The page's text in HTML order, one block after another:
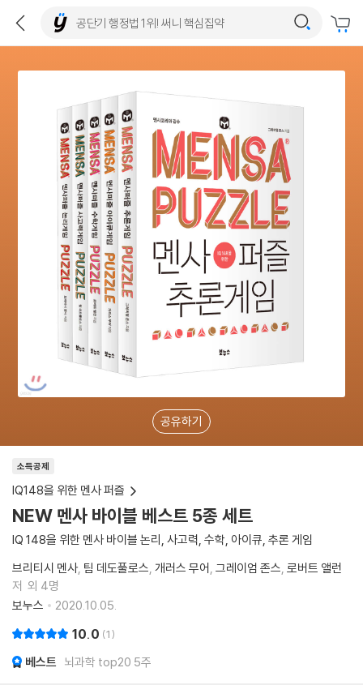
공유하기
소득공제
IQ148을 위한 멘사 퍼즐
NEW 멘사 바이블 베스트 5종 세트
IQ 148을 위한 멘사 바이블 논리, 사고력, 수학, 아이큐, 추론 게임
브리티시 멘사 팀 데도풀로스 개러스 무어 그레이엄 존스 로버트 앨런
저 외 4명
보누스
2020.10.05.
10.0 1
베스트 뇌과학 top20 5주